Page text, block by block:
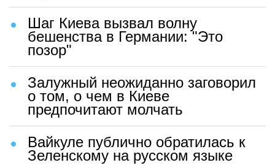
Шаг Киева вызвал волну
бешенства в Германии: "Это
позор"
Залужный неожиданно заговорил
о том, о чем в Киеве
предпочитают молчать
Вайкуле публично обратилась к
Зеленскому на русском языке